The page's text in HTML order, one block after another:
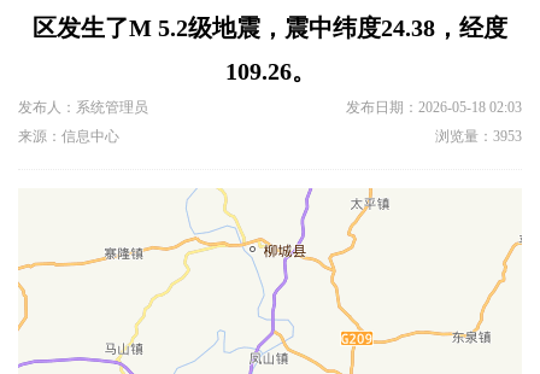
区发生了M 5.2级地震，震中纬度24.38，经度
109.26。
发布人：系统管理员
发布日期：2026-05-18 02:03
来源：信息中心
浏览量：3953